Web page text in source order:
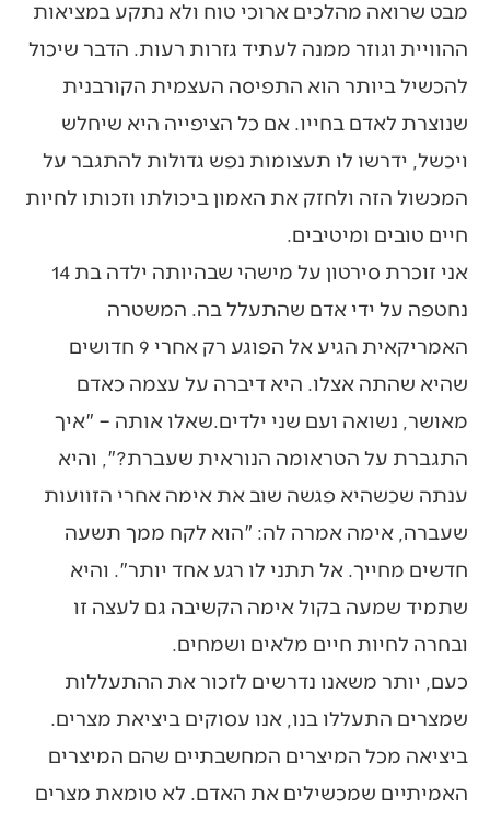
מבט שרואה מהלכים ארוכי טוח ולא נתקע במציאות
ההוויית וגוזר ממנה לעתיד גזרות רעות. הדבר שיכול
להכשיל ביותר הוא התפיסה העצמית הקורבנית
שנוצרת לאדם בחייו. אם כל הציפייה היא שיחלש
ויכשל, ידרשו לו תעצומות נפש גדולות להתגבר על
המכשול הזה ולחזק את האמון ביכולתו וזכותו לחיות
חיים טובים ומיטיבים.
אני זוכרת סירטון על מישהי שבהיותה ילדה בת 14
נחטפה על ידי אדם שהתעלל בה. המשטרה
האמריקאית הגיע אל הפוגע רק אחרי 9 חדושים
שהיא שהתה אצלו. היא דיברה על עצמה כאדם
מאושר, נשואה ועם שני ילדים.שאלו אותה – "איך
התגברת על הטראומה הנוראית שעברת?", והיא
ענתה שכשהיא פגשה שוב את אימה אחרי הזוועות
שעברה, אימה אמרה לה: "הוא לקח ממך תשעה
חדשים מחייך. אל תתני לו רגע אחד יותר". והיא
שתמיד שמעה בקול אימה הקשיבה גם לעצה זו
ובחרה לחיות חיים מלאים ושמחים.
כעם, יותר משאנו נדרשים לזכור את ההתעללות
שמצרים התעללו בנו, אנו עסוקים ביציאת מצרים.
ביציאה מכל המיצרים המחשבתיים שהם המיצרים
האמיתיים שמכשילים את האדם. לא טומאת מצרים